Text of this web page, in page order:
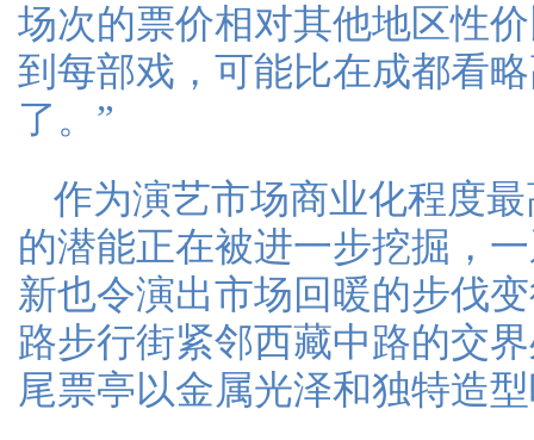
场次的票价相对其他地区性
到每部戏，可能比在成都看
了。”
作为演艺市场商业化程度
的潜能正在被进一步挖掘，
新也令演出市场回暖的步伐
路步行街紧邻西藏中路的交
尾票亭以金属光泽和独特造